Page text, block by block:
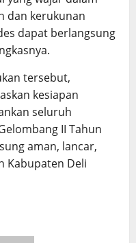
dan kerukunan
dapat berlangsung
tersebut,
kesiapan
seluruh
II Tahun
aman, lancar,
Kabupaten Deli